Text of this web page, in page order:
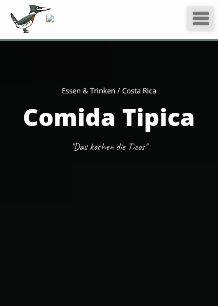
Essen & Trinken / Costa Rica
Comida Tipica
"Das kochen die Ticos"